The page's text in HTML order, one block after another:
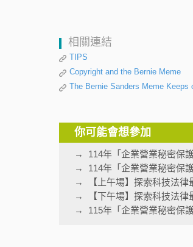
相關連結
TIPS
Copyright and the Bernie Meme
The Bernie Sanders Meme
你可能會想參加
114年「企業營業秘密保
114年「企業營業秘密保
【上午場】探索科技法
【下午場】探索科技法
115年「企業營業秘密保